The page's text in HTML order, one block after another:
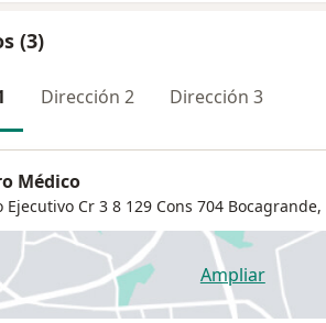
(3)
Dirección 2 Dirección 3
Médico
Ejecutivo Cr 3 8 129 Cons 704 Bocagrande,
Ampliarse abre en